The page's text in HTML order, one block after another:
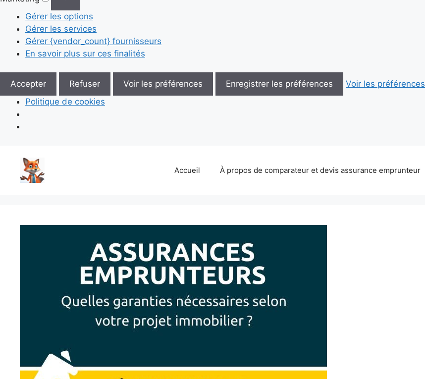
Gérer les options
Gérer les services
Gérer {vendor_count} fournisseurs
En savoir plus sur ces finalités
Accepter Refuser Voir les préférences Enregistrer les préférences
Voir les préférences
Politique de cookies
contenu
Accueil À propos de comparateur et devis assurance emprunteur